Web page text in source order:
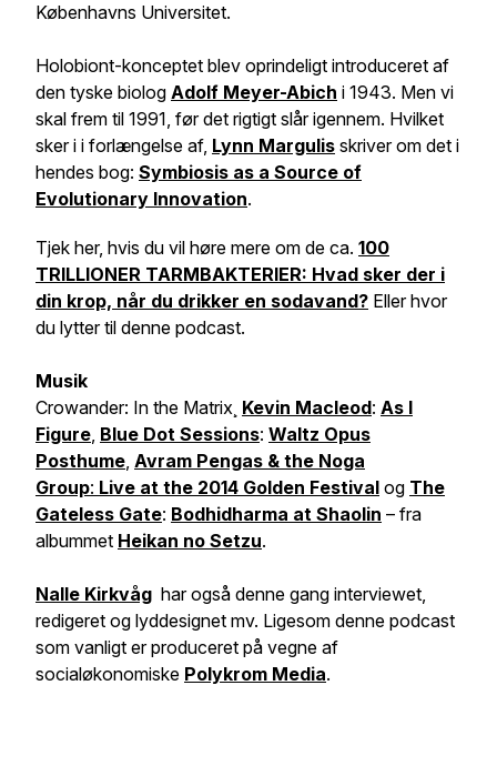
Københavns Universitet.
Holobiont-konceptet blev oprindeligt introduceret af
den tyske biolog Adolf Meyer-Abich i 1943. Men vi
skal frem til 1991, før det rigtigt slår igennem. Hvilket
sker i i forlængelse af, Lynn Margulis skriver om det i
hendes bog: Symbiosis as a Source of
Evolutionary Innovation.
Tjek her, hvis du vil høre mere om de ca. 100
TRILLIONER TARMBAKTERIER: Hvad sker der i
din krop, når du drikker en sodavand? Eller hvor
du lytter til denne podcast.
Musik
Crowander: In the Matrix Kevin Macleod: As I
Figure, Blue Dot Sessions: Waltz Opus
Posthume, Avram Pengas & the Noga
Group: Live at the 2014 Golden Festival og The
Gateless Gate: Bodhidharma at Shaolin – fra
albummet Heikan no Setzu.
Nalle Kirkvåg har også denne gang interviewet,
redigeret og lyddesignet mv. Ligesom denne podcast
som vanligt er produceret på vegne af
socialøkonomiske Polykrom Media.